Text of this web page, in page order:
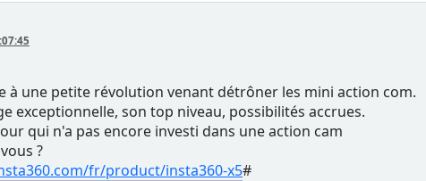
à une petite révolution venant détrôner les mini action com.
exceptionnelle, son top niveau, possibilités accrues.
qui n'a pas encore investi dans une action cam
?
fr/product/insta360-x5#